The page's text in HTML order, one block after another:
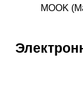
МООK